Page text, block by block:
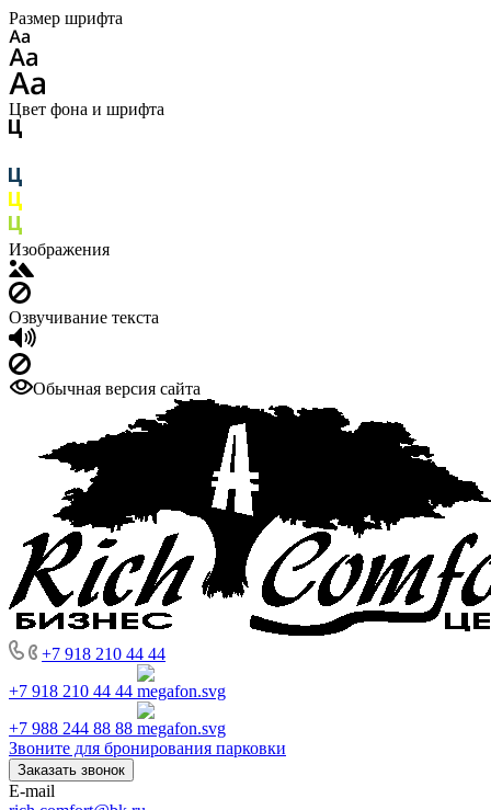
Размер шрифта
Цвет фона и шрифта
Изображения
Озвучивание текста
Обычная версия сайта
+7 918 210 44 44
+7 918 210 44 44
+7 988 244 88 88
Звоните для бронирования парковки
Заказать звонок
E-mail